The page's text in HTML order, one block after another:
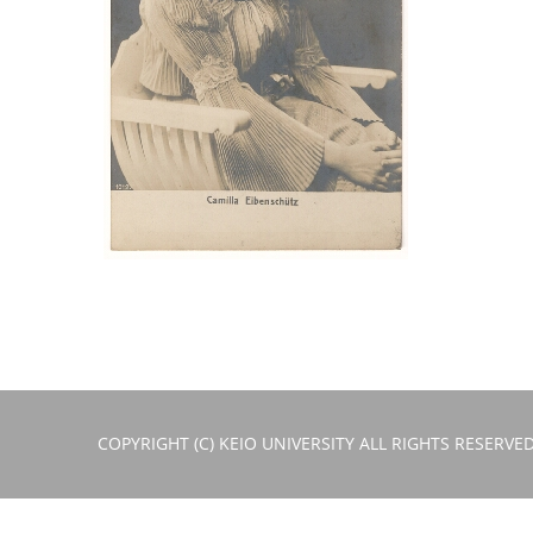
COPYRIGHT (C) KEIO UNIVERSITY ALL RIGHTS